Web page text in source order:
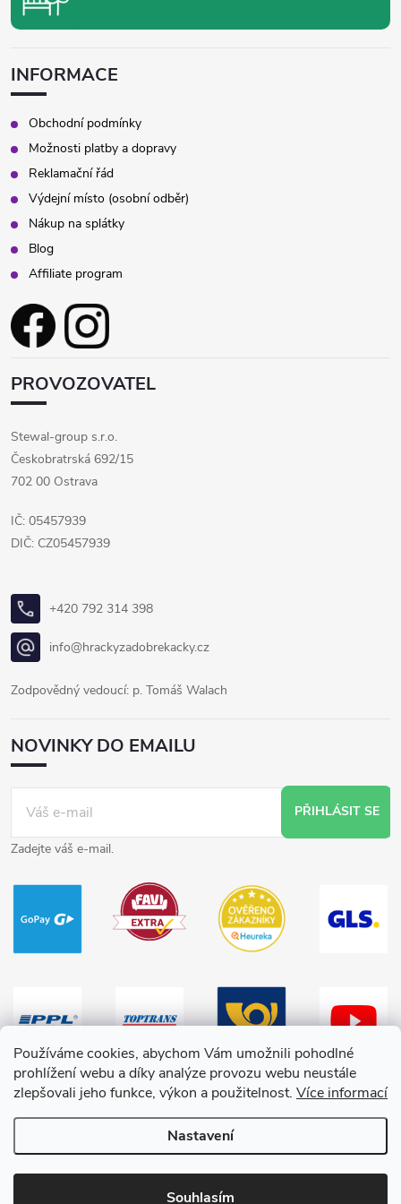
Používáme cookies, abychom Vám umožnili pohodlné
prohlížení webu a díky analýze provozu webu neustále
zlepšovali jeho funkce, výkon a použitelnost. Více informací
Nastavení
Souhlasím
INFORMACE
Obchodní podmínky
Možnosti platby a dopravy
Reklamační řád
Výdejní místo (osobní odběr)
Nákup na splátky
Blog
Affiliate program
PROVOZOVATEL
Stewal-group s.r.o.
Českobratrská 692/15
702 00 Ostrava
IČ: 05457939
DIČ: CZ05457939
+420 792 314 398
info@hrackyzadobrekacky.cz
Zodpovědný vedoucí: p. Tomáš Walach
NOVINKY DO EMAILU
PŘIHLÁSIT SE
Zadejte váš e-mail.